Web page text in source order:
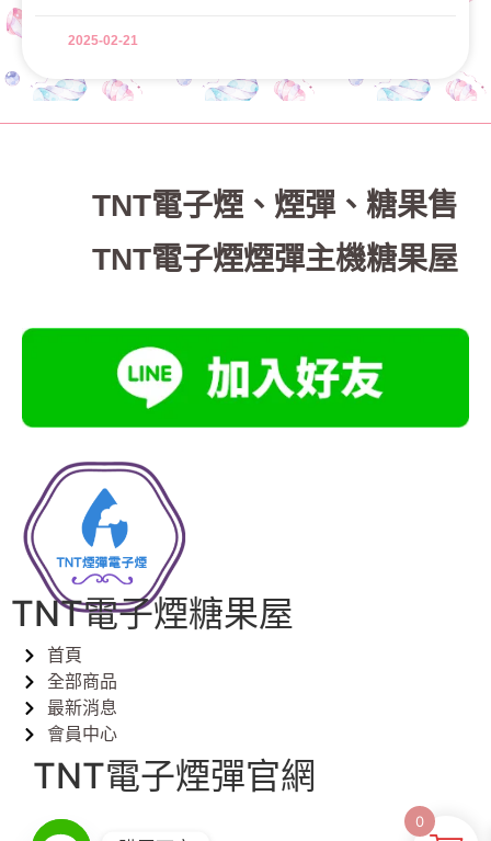
2025-02-21
TNT電子煙 、 煙彈、糖果售
TNT電子煙煙彈主機糖果屋
TNT電子煙糖果屋
首頁
全部商品
最新消息
會員中心
TNT電子煙彈官網
0